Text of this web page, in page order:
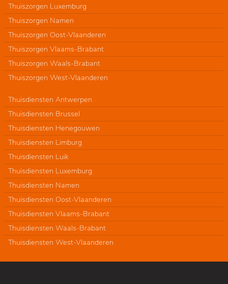
Thuiszorgen Luxemburg
Thuiszorgen Namen
Thuiszorgen Oost-Vlaanderen
Thuiszorgen Vlaams-Brabant
Thuiszorgen Waals-Brabant
Thuiszorgen West-Vlaanderen
Thuisdiensten Antwerpen
Thuisdiensten Brussel
Thuisdiensten Henegouwen
Thuisdiensten Limburg
Thuisdiensten Luik
Thuisdiensten Luxemburg
Thuisdiensten Namen
Thuisdiensten Oost-Vlaanderen
Thuisdiensten Vlaams-Brabant
Thuisdiensten Waals-Brabant
Thuisdiensten West-Vlaanderen